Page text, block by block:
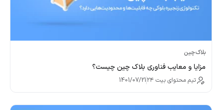
بلاک‌چین
مزایا و معایب فناوری بلاک چین چیست؟
تیم محتوای بیت ۲۴ 1401/07/21